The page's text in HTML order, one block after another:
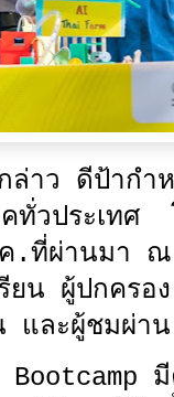
ล่าว ดีป้าก
ทั่วประเทศ
ที่ผ่านมา ณ
น ผู้ปกครอ
และผู้ชมผ่า
มี